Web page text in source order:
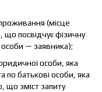
(місце
що посвідчує фізичну
особи — заявника);
особи, яка
по батькові особи, яка
що зміст запиту